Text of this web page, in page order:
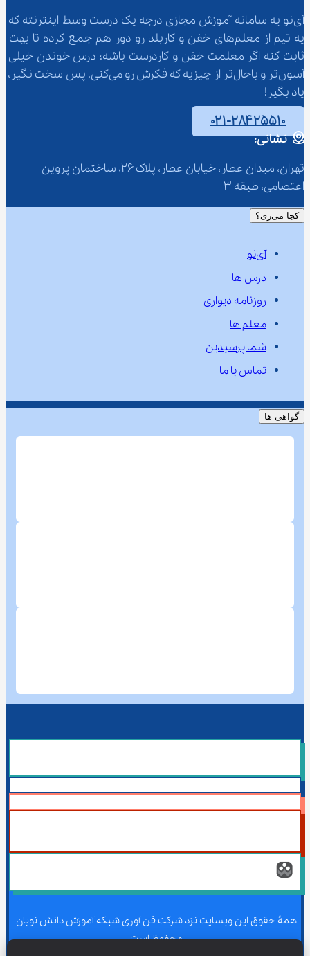
آی‌نو یه سامانه آموزش مجازی درجه یک درست وسط اینترنته که
یه تیم از معلم‌‌های خفن و کاربلد رو دور هم جمع کرده تا بهت
ثابت کنه اگر معلمت خفن و کاردرست باشه؛ درس خوندن خیلی
آسون‌تر و باحال‌تر از چیزیه که فکرش رو می‌کنی. پس سخت نگیر،
یاد بگیر!
۰۲۱-۲۸۴۲۵۵۱۰
نشانی:
تهران، میدان عطار، خیابان عطار، پلاک 26، ساختمان پروین
اعتصامی، طبقه 3
کجا می‌ری؟
آی‌نو
درس ها
روزنامه دیواری
معلم ها
شما پرسیدین
تماس با ما
گواهی ها
همۀ حقوق این وبسایت نزد شرکت فن آوری شبکه آموزش دانش نویان
محفوظ است.